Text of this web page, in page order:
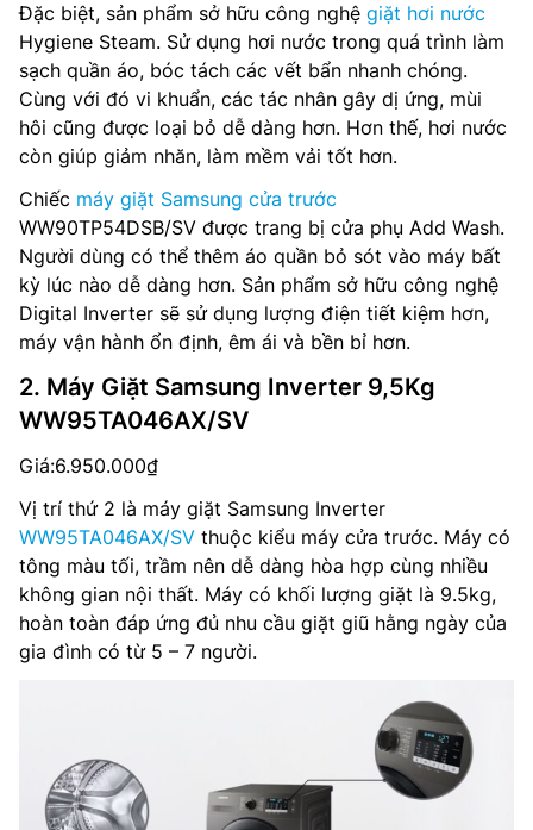
Đặc biệt, sản phẩm sở hữu công nghệ giặt hơi nước
Hygiene Steam. Sử dụng hơi nước trong quá trình làm
sạch quần áo, bóc tách các vết bẩn nhanh chóng.
Cùng với đó vi khuẩn, các tác nhân gây dị ứng, mùi
hôi cũng được loại bỏ dễ dàng hơn. Hơn thế, hơi nước
còn giúp giảm nhăn, làm mềm vải tốt hơn.
Chiếc máy giặt Samsung cửa trước
WW90TP54DSB/SV được trang bị cửa phụ Add Wash.
Người dùng có thể thêm áo quần bỏ sót vào máy bất
kỳ lúc nào dễ dàng hơn. Sản phẩm sở hữu công nghệ
Digital Inverter sẽ sử dụng lượng điện tiết kiệm hơn,
máy vận hành ổn định, êm ái và bền bỉ hơn.
2. Máy Giặt Samsung Inverter 9,5Kg
WW95TA046AX/SV
Giá:6.950.000₫
Vị trí thứ 2 là máy giặt Samsung Inverter
WW95TA046AX/SV thuộc kiểu máy cửa trước. Máy có
tông màu tối, trầm nên dễ dàng hòa hợp cùng nhiều
không gian nội thất. Máy có khối lượng giặt là 9.5kg,
hoàn toàn đáp ứng đủ nhu cầu giặt giũ hằng ngày của
gia đình có từ 5 – 7 người.